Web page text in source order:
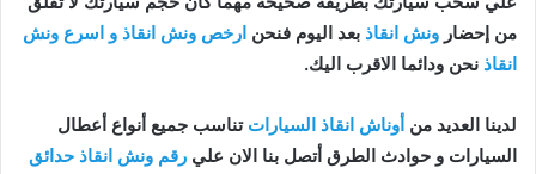
من إحضار ونش انقاذ بعد اليوم فنحن ارخص ونش انقاذ و اسرع ونش
انقاذ نحن ودائما الاقرب اليك.
لدينا العديد من أوناش انقاذ السيارات تناسب جميع أنواع أعطال
السيارات و حوادث الطرق أتصل بنا الان علي رقم ونش انقاذ حدائق